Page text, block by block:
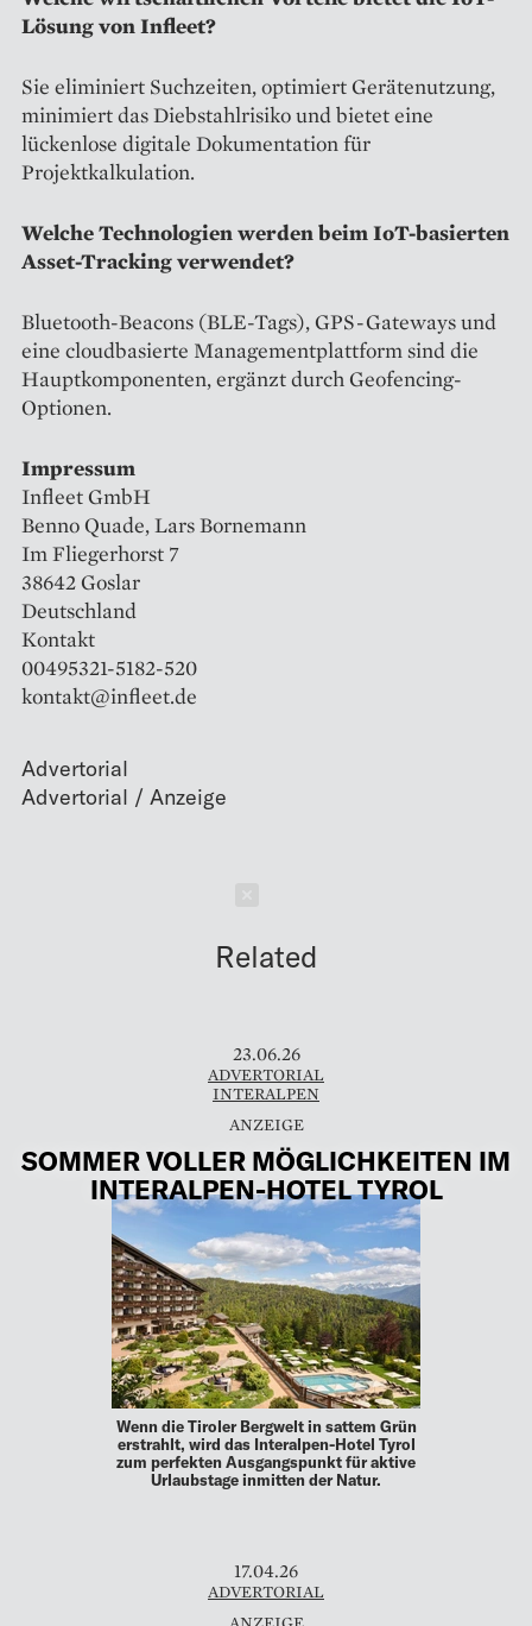
Lösung von Infleet?
Sie eliminiert Suchzeiten, optimiert Gerätenutzung,
minimiert das Diebstahlrisiko und bietet eine
lückenlose digitale Dokumentation für
Projektkalkulation.
Welche Technologien werden beim IoT-basierten
Asset-Tracking verwendet?
Bluetooth-Beacons (BLE-Tags), GPS-Gateways und
eine cloudbasierte Managementplattform sind die
Hauptkomponenten, ergänzt durch Geofencing-
Optionen.
Impressum
Infleet GmbH
Benno Quade, Lars Bornemann
Im Fliegerhorst 7
38642 Goslar
Deutschland
Kontakt
00495321-5182-520
kontakt@infleet.de
Advertorial
Related
23.06.26
ADVERTORIAL
INTERALPEN
SOMMER VOLLER MÖGLICHKEITEN IM
INTERALPEN-HOTEL TYROL
Wenn die Tiroler Bergwelt in sattem Grün
erstrahlt, wird das Interalpen-Hotel Tyrol
zum perfekten Ausgangspunkt für aktive
Urlaubstage inmitten der Natur.
17.04.26
ADVERTORIAL